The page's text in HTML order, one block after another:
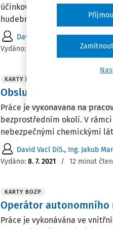
účinkování. Může se jednat
hudební domy nebo je
David Vacl DiS.,Ing. Jakub
Vydáno:
4 minuty
KARTY BOZP
Obsluha čerpací stanice
Práce je vykonávána na
bezprostředním okolí. V
nebezpečnými chemickými
David Vacl DiS., Ing. Jakub
Vydáno: 8. 7. 2021 / 12 minut
KARTY BOZP
Operátor
Práce je vykonávána ve